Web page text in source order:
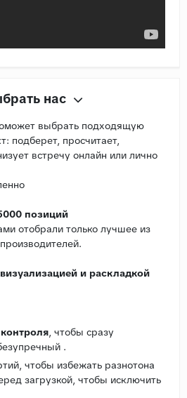
нас
выбрать подходящую
подберет, просчитает,
встречу онлайн или лично
позиций
отобрали только лучшее из
и раскладкой
, чтобы сразу
.
чтобы избежать разнотона
загрузкой, чтобы исключить